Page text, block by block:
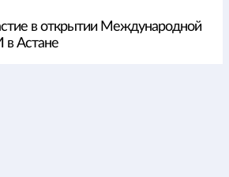
в открытии Международной
Астане